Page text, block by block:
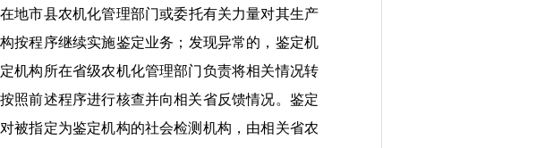
地市县农机化管理部门或委托有关力量对其生产
按程序继续实施鉴定业务 ； 发现异常的，鉴定机
机构所在省级农机化管理部门负责将相关情况转
按照前述程序进行核查并向相关省反馈情况。鉴定
对被指定为鉴定机构的社会检测机构，由相关省农